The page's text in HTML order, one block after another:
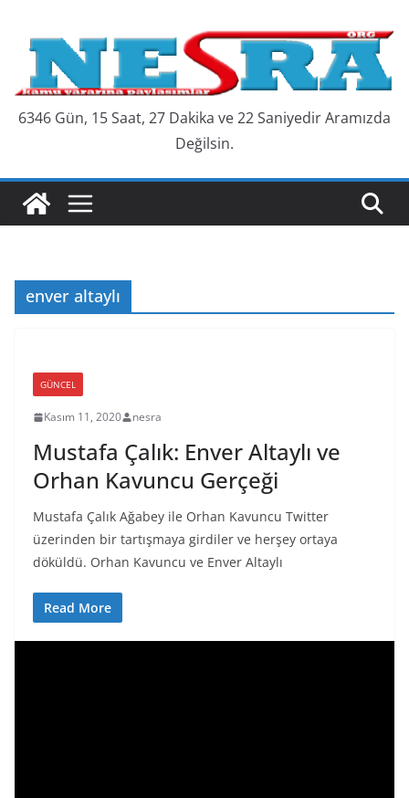
content
6346 Gün, 15 Saat, 27 Dakika ve 23 Saniyedir Aramızda
Değilsin.
enver altaylı
GÜNCEL
Kasım 11, 2020 nesra
Mustafa Çalık: Enver Altaylı ve
Orhan Kavuncu Gerçeği
Mustafa Çalık Ağabey ile Orhan Kavuncu Twitter
üzerinden bir tartışmaya girdiler ve herşey ortaya
döküldü. Orhan Kavuncu ve Enver Altaylı
Read More